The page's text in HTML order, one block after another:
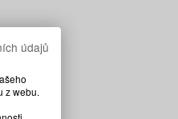
údajů
z webu.